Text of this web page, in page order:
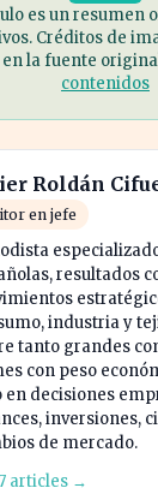
es un resumen
Créditos de
la fuente
contenidos
Roldán
en jefe
resultados
industria y
tanto grandes
con peso
en decisiones
inversiones,
de mercado.
articles →